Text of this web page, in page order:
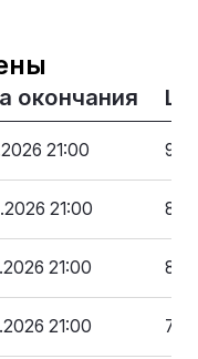
окончания
21:00 979
21:00
21:00
21:00 714